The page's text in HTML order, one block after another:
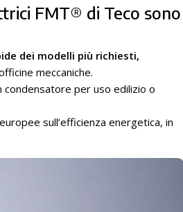
FMT® di Teco sono
dei modelli più richiesti,
meccaniche.
condensatore per uso edilizio o
sull’efficienza energetica, in